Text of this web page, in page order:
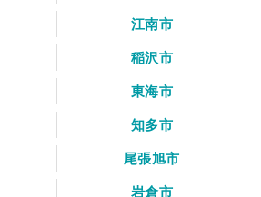
江南市
稲沢市
東海市
知多市
尾張旭市
岩倉市